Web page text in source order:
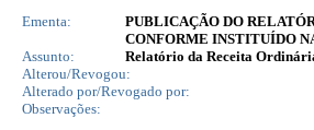
Ementa:
PUBLICAÇÃO DO
CONFORME INSTITUÍDO
Assunto:
Relatório da Receita
Alterou/Revogou:
Alterado por/Revogado por:
Observações: